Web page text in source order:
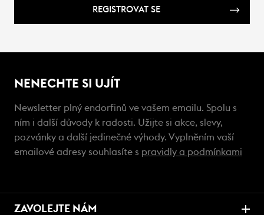
REGISTROVAT SE
NENECHTE SI UJÍT
Newsletter plný endorfinů ve vašem emailu. Spolu s
ním i další důvody k radosti. Užijte si akce, slevy,
pozvánky a další jedinečné výhody. Vyplněním vaší
emailové adresy souhlasíte s pravidly a podmínkami
ZAVOLEJTE NÁM